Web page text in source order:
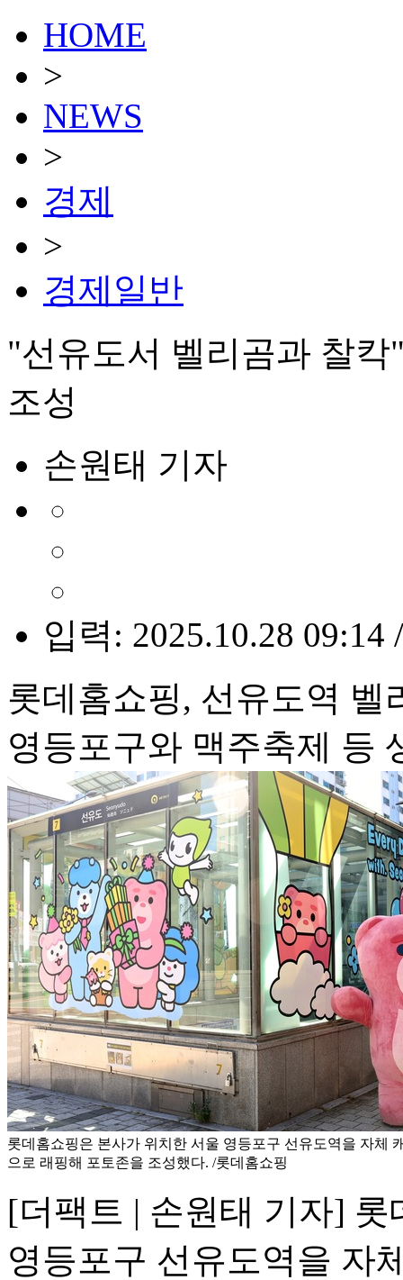
HOME
>
NEWS
>
경제
>
경제일반
"선유도서 벨리곰과 찰
조성
손원태 기자
입력: 2025.10.28 09:14
롯데홈쇼핑, 선유도역 벨
영등포구와 맥주축제 등
롯데홈쇼핑은 본사가 위치한 서울 영등포구 선유도역을 자체
으로 래핑해 포토존을 조성했다. /롯데홈쇼핑
[더팩트 | 손원태 기자]
영등포구 선유도역을 자